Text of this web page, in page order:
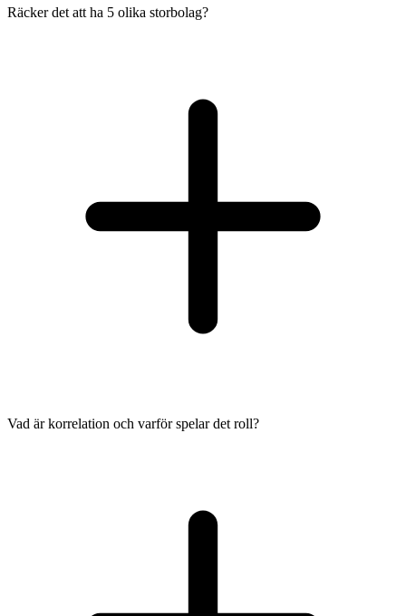
Räcker det att ha 5 olika storbolag?
Vad är korrelation och varför spelar det roll?